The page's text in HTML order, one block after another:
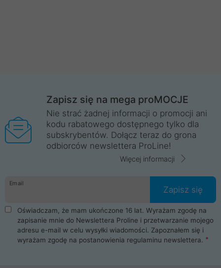
Zapisz się na mega proMOCJE
Nie strać żadnej informacji o promocji ani
kodu rabatowego dostępnego tylko dla
subskrybentów. Dołącz teraz do grona
odbiorców newslettera ProLine!
Więcej informacji
Email
Zapisz się
Oświadczam, że mam ukończone 16 lat. Wyrażam zgodę na
zapisanie mnie do Newslettera Proline i przetwarzanie mojego
adresu e-mail w celu wysyłki wiadomości. Zapoznałem się i
wyrażam zgodę na postanowienia regulaminu newslettera.